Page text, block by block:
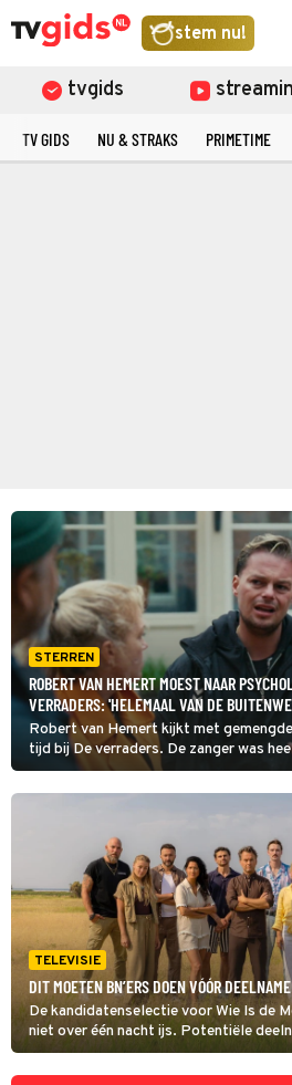
stem nu!
tvgids
TV GIDS NU & STRAKS PRIMETIME
STERREN
ROBERT VAN HEMERT MOEST NAAR
VERRADERS: 'HELEMAAL VAN DE
Robert van Hemert kijkt met
tijd bij De verraders. De zanger was
spelprogramma, maar had na zijn
nodig om weer de oude te worden.
TELEVISIE
DIT MOETEN BN’ERS DOEN VÓÓR
De kandidatenselectie voor Wie Is de
niet over één nacht ijs. Potentiële
driehonderd vragen beantwoorden
gedrag, daarna volgt een gesprek met